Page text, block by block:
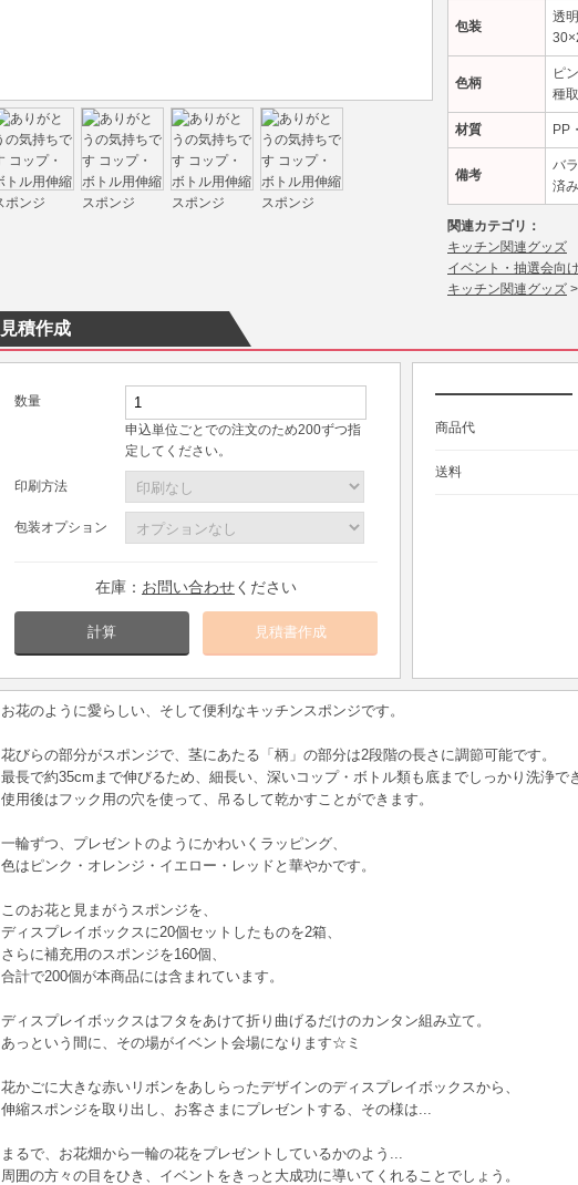
包装
透
色柄
ピ
種
材質 PP
備考
バ
済
関連カテゴリ：
キッチン関連グッズ
イベント・抽選会向
キッチン関連グッズ >
見積作成
数量
申込単位ごとでの注文のため200ずつ指
定してください。
印刷方法
包装オプション
在庫： お問い合わせください
計算
商品代
送料
お花のように愛らしい、そして便利なキッチンスポンジです。
花びらの部分がスポンジで、茎にあたる「柄」の部分は2段階の長さに調節可能です。
最長で約35cmまで伸びるため、細長い、深いコップ・ボトル類も底までしっかり洗浄で
使用後はフック用の穴を使って、吊るして乾かすことができます。
一輪ずつ、プレゼントのようにかわいくラッピング、
色はピンク・オレンジ・イエロー・レッドと華やかです。
このお花と見まがうスポンジを、
ディスプレイボックスに20個セットしたものを2箱、
さらに補充用のスポンジを160個、
合計で200個が本商品には含まれています。
ディスプレイボックスはフタをあけて折り曲げるだけのカンタン組み立て。
あっという間に、その場がイベント会場になります☆ミ
花かごに大きな赤いリボンをあしらったデザインのディスプレイボックスから、
伸縮スポンジを取り出し、お客さまにプレゼントする、その様は...
まるで、お花畑から一輪の花をプレゼントしているかのよう...
周囲の方々の目をひき、イベントをきっと大成功に導いてくれることでしょう。